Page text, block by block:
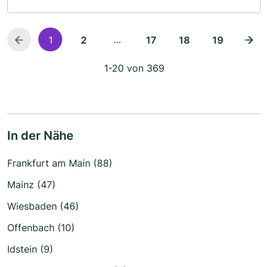
1 2 ... 17 18 19
1-20 von 369
In der Nähe
Frankfurt am Main (88)
Mainz (47)
Wiesbaden (46)
Offenbach (10)
Idstein (9)